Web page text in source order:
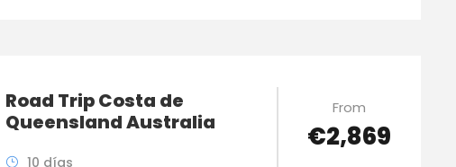
Road Trip Costa de
Queensland Australia
10 días
From
€2,869